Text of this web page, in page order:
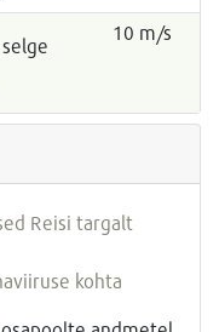
selge
10 m/s
Reisi targalt
kohta